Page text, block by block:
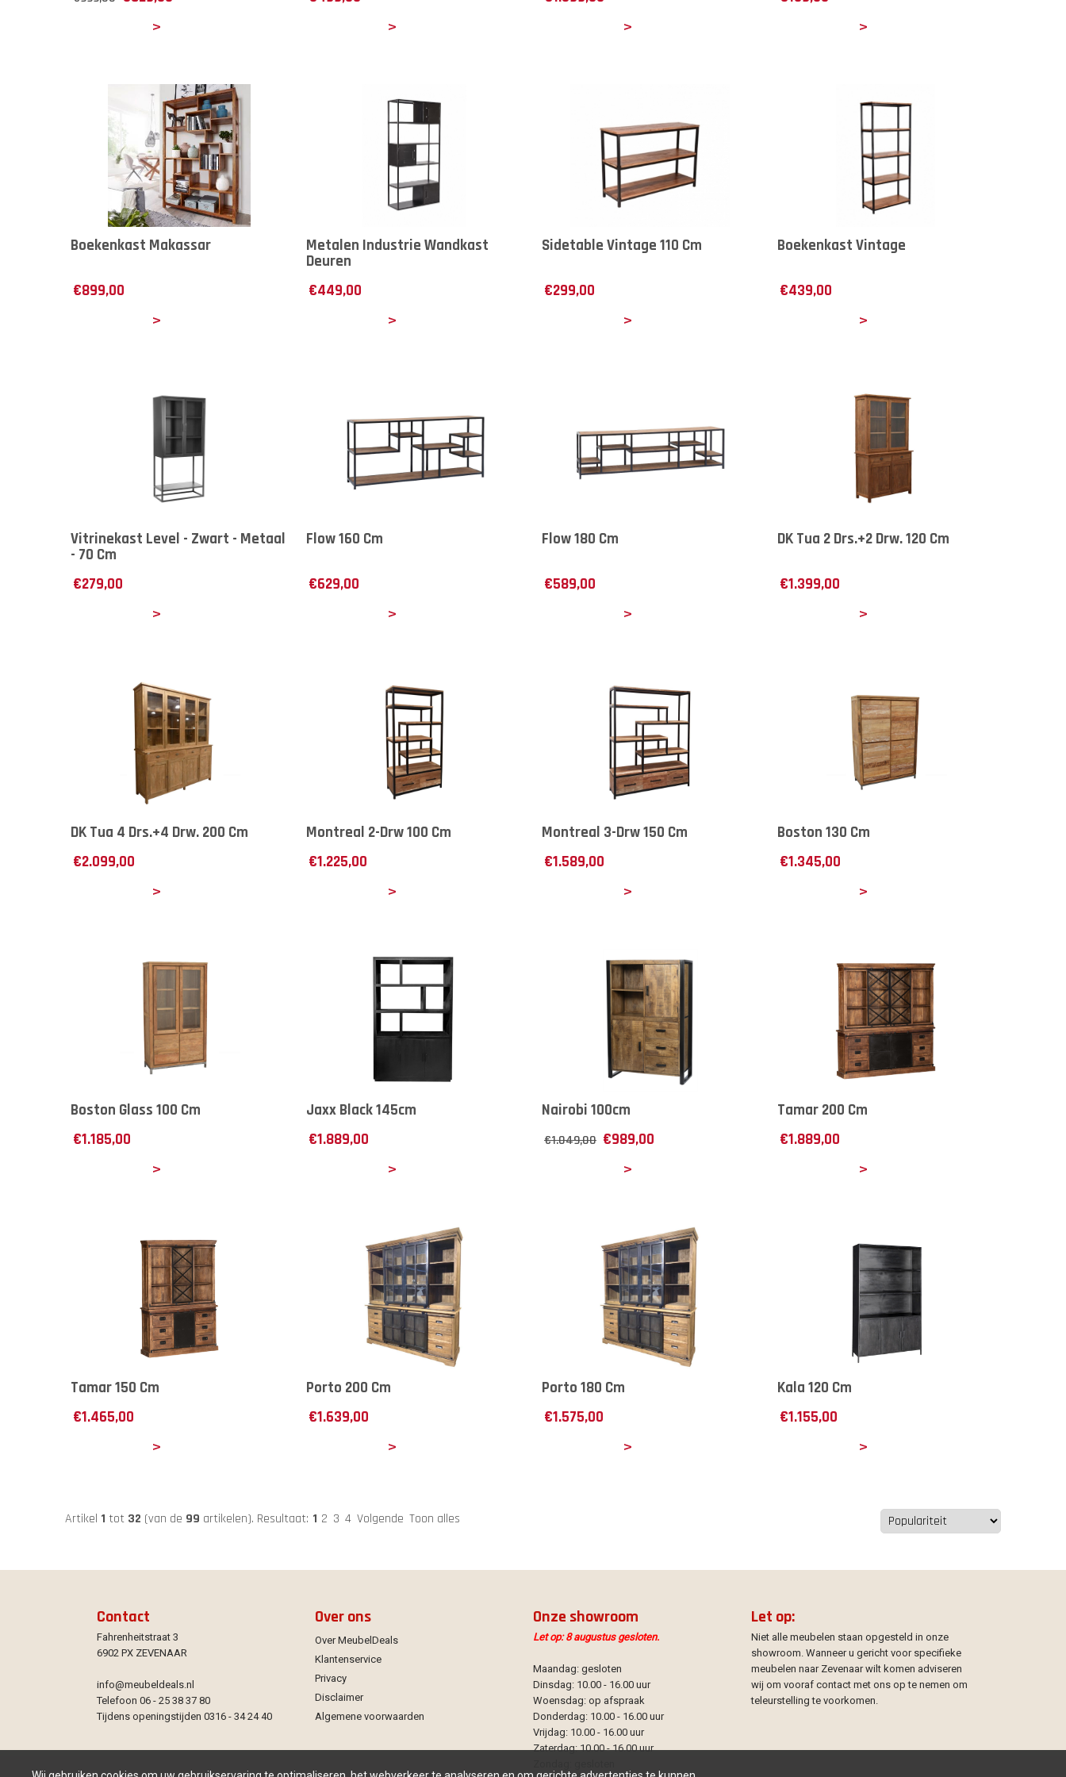
Boekenkast Makassar
€899,00
Metalen Industrie Wandkast
Deuren
€449,00
Sidetable Vintage 110 Cm
€299,00
Boekenkast Vintage
€439,00
Vitrinekast Level - Zwart - Metaal
- 70 Cm
€279,00
Flow 160 Cm
€629,00
Flow 180 Cm
€589,00
DK Tua 2 Drs.+2 Drw. 120 Cm
€1.399,00
DK Tua 4 Drs.+4 Drw. 200 Cm
€2.099,00
Montreal 2-Drw 100 Cm
€1.225,00
Montreal 3-Drw 150 Cm
€1.589,00
Boston 130 Cm
€1.345,00
Boston Glass 100 Cm
€1.185,00
Jaxx Black 145cm
€1.889,00
Nairobi 100cm
€1.049,00 €989,00
Tamar 200 Cm
€1.889,00
Tamar 150 Cm
€1.465,00
Porto 200 Cm
€1.639,00
Porto 180 Cm
€1.575,00
Kala 120 Cm
€1.155,00
Artikel 1 tot 32 (van de 99 artikelen). Resultaat: 1 2 3 4 Volgende Toon alles
Contact
Fahrenheitstraat 3
6902 PX ZEVENAAR
info@meubeldeals.nl
Telefoon 06 - 25 38 37 80
Tijdens openingstijden 0316 - 34 24 40
Over ons
Over MeubelDeals
Klantenservice
Privacy
Disclaimer
Algemene voorwaarden
Onze showroom
Let op: 8 augustus gesloten.
Maandag: gesloten
Dinsdag: 10.00 - 16.00 uur
Woensdag: op afspraak
Donderdag: 10.00 - 16.00 uur
Vrijdag: 10.00 - 16.00 uur
Zaterdag: 10.00 - 16.00 uur
Let op:
Niet alle meubelen staan opgesteld in onze
showroom. Wanneer u gericht voor specifieke
meubelen naar Zevenaar wilt komen adviseren
wij om vooraf contact met ons op te nemen om
teleurstelling te voorkomen.